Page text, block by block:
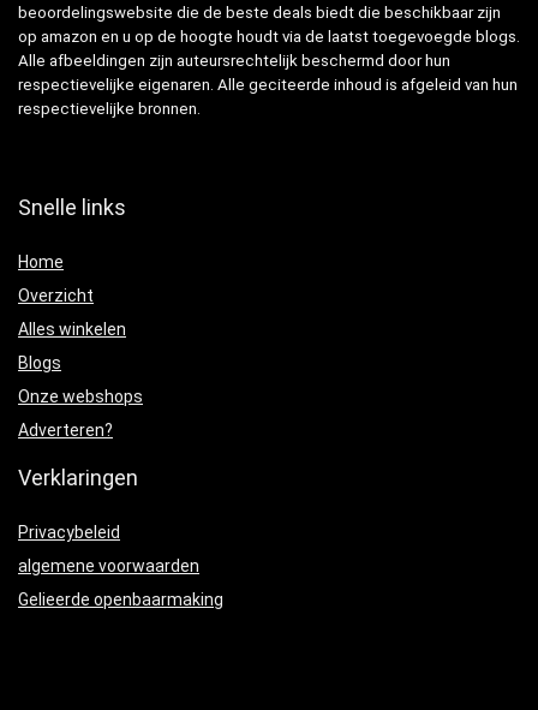
beoordelingswebsite die de beste deals biedt die beschikbaar zijn
op amazon en u op de hoogte houdt via de laatst toegevoegde blogs.
Alle afbeeldingen zijn auteursrechtelijk beschermd door hun
respectievelijke eigenaren. Alle geciteerde inhoud is afgeleid van hun
respectievelijke bronnen.
Snelle links
Home
Overzicht
Alles winkelen
Blogs
Onze webshops
Adverteren?
Verklaringen
Privacybeleid
algemene voorwaarden
Gelieerde openbaarmaking